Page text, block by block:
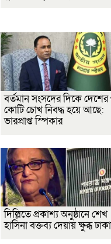
বর্তমান সংসদের দিকে
কোটি চোখ নিবদ্ধ হয়ে আছে:
ভারপ্রাপ্ত স্পিকার
দিল্লিতে প্রকাশ্য অনুষ্ঠানে শেখ
হাসিনা বক্তব্য দেয়ায় ক্ষুব্ধ ঢাকা